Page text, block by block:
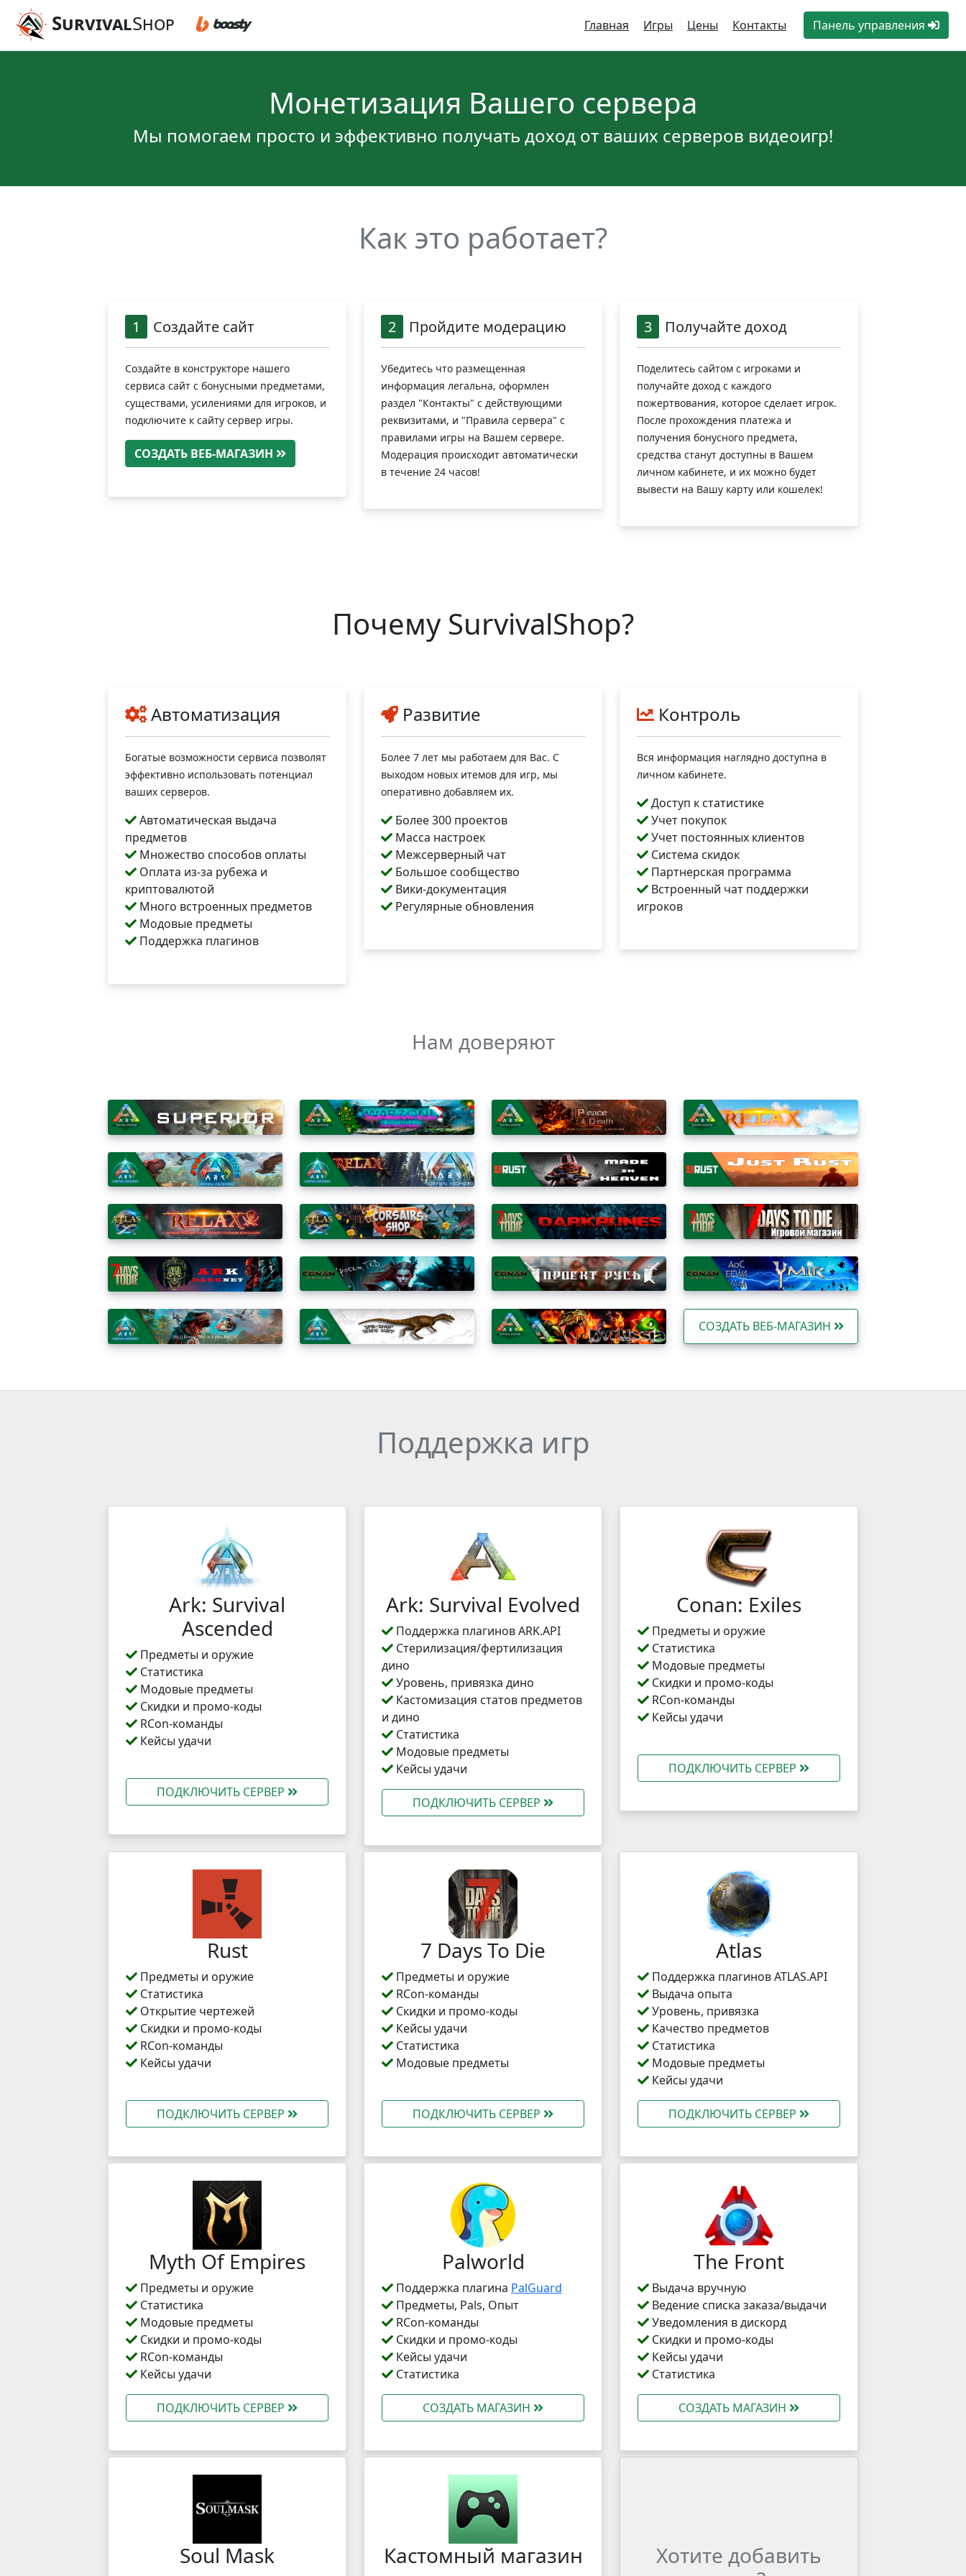
SurvivalShop Главная Игры Цены Контакты Панель управления
Монетизация Вашего сервера
Мы помогаем просто и эффективно получать доход от ваших серверов видеоигр!
Как это работает?
1 Создайте сайт
Создайте в конструкторе нашего
сервиса сайт с бонусными предметами,
существами, усилениями для игроков, и
подключите к сайту сервер игры.
СОЗДАТЬ ВЕБ-МАГАЗИН
2 Пройдите модерацию
Убедитесь что размещенная
информация легальна, оформлен
раздел "Контакты" с действующими
реквизитами, и "Правила сервера" с
правилами игры на Вашем сервере.
Модерация происходит автоматически
в течение 24 часов!
3 Получайте доход
Поделитесь сайтом с игроками и
получайте доход с каждого
пожертвования, которое сделает игрок.
После прохождения платежа и
получения бонусного предмета,
средства станут доступны в Вашем
личном кабинете, и их можно будет
вывести на Вашу карту или кошелек!
Почему SurvivalShop?
Автоматизация
Богатые возможности сервиса позволят
эффективно использовать потенциал
ваших серверов.
Автоматическая выдача
предметов
Множество способов оплаты
Оплата из-за рубежа и
криптовалютой
Много встроенных предметов
Модовые предметы
Поддержка плагинов
Развитие
Более 7 лет мы работаем для Вас. С
выходом новых итемов для игр, мы
оперативно добавляем их.
Более 300 проектов
Масса настроек
Межсерверный чат
Большое сообщество
Вики-документация
Регулярные обновления
Контроль
Вся информация наглядно доступна в
личном кабинете.
Доступ к статистике
Учет покупок
Учет постоянных клиентов
Система скидок
Партнерская программа
Встроенный чат поддержки
игроков
Нам доверяют
СОЗДАТЬ ВЕБ-МАГАЗИН
Поддержка игр
Ark: Survival
Ascended
Предметы и оружие
Статистика
Модовые предметы
Скидки и промо-коды
RCon-команды
Кейсы удачи
ПОДКЛЮЧИТЬ СЕРВЕР
Ark: Survival Evolved
Поддержка плагинов ARK.API
Стерилизация/фертилизация
дино
Уровень, привязка дино
Кастомизация статов предметов
и дино
Статистика
Модовые предметы
Кейсы удачи
ПОДКЛЮЧИТЬ СЕРВЕР
Conan: Exiles
Предметы и оружие
Статистика
Модовые предметы
Скидки и промо-коды
RCon-команды
Кейсы удачи
ПОДКЛЮЧИТЬ СЕРВЕР
Rust
Предметы и оружие
Статистика
Открытие чертежей
Скидки и промо-коды
RCon-команды
Кейсы удачи
ПОДКЛЮЧИТЬ СЕРВЕР
7 Days To Die
Предметы и оружие
RCon-команды
Скидки и промо-коды
Кейсы удачи
Статистика
Модовые предметы
ПОДКЛЮЧИТЬ СЕРВЕР
Atlas
Поддержка плагинов ATLAS.API
Выдача опыта
Уровень, привязка
Качество предметов
Статистика
Модовые предметы
Кейсы удачи
ПОДКЛЮЧИТЬ СЕРВЕР
Myth Of Empires
Предметы и оружие
Статистика
Модовые предметы
Скидки и промо-коды
RCon-команды
Кейсы удачи
ПОДКЛЮЧИТЬ СЕРВЕР
Palworld
Поддержка плагина PalGuard
Предметы, Pals, Опыт
RCon-команды
Скидки и промо-коды
Кейсы удачи
Статистика
СОЗДАТЬ МАГАЗИН
The Front
Выдача вручную
Ведение списка заказа/выдачи
Уведомления в дискорд
Скидки и промо-коды
Кейсы удачи
Статистика
СОЗДАТЬ МАГАЗИН
Soul Mask Кастомный магазин
Хотите добавить